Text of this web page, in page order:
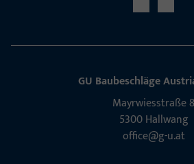
GU Baubeschläge
Mayrwies­straße 8
5300 Hall­wang
office@g-u.at